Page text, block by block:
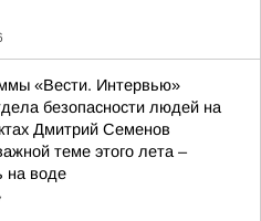
«Вести. Интервью»
безопасности людей на
Дмитрий Семенов
теме этого лета –
на воде